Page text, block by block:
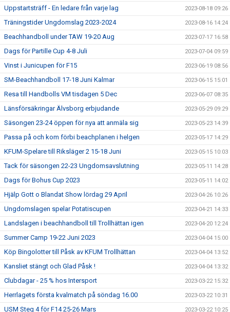
Uppstartsträff - En ledare från varje lag 2023-08-18 09:26
Träningstider Ungdomslag 2023-2024 2023-08-16 14:24
Beachhandboll under TAW 19-20 Aug 2023-07-17 16:58
Dags för Partille Cup 4-8 Juli 2023-07-04 09:59
Vinst i Junicupen för F15 2023-06-19 08:56
SM-Beachhandboll 17-18 Juni Kalmar 2023-06-15 15:01
Resa till Handbolls VM tisdagen 5 Dec 2023-06-07 08:35
Länsförsäkringar Älvsborg erbjudande 2023-05-29 09:29
Säsongen 23-24 öppen för nya att anmäla sig 2023-05-23 14:39
Passa på och kom förbi beachplanen i helgen 2023-05-17 14:29
KFUM-Spelare till Riksläger 2 15-18 Juni 2023-05-15 10:03
Tack för säsongen 22-23 Ungdomsavslutning 2023-05-11 14:28
Dags för Bohus Cup 2023 2023-05-11 14:02
Hjälp Gott o Blandat Show lördag 29 April 2023-04-26 10:26
Ungdomslagen spelar Potatiscupen 2023-04-21 14:33
Landslagen i beachhandboll till Trollhättan igen 2023-04-20 12:24
Summer Camp 19-22 Juni 2023 2023-04-04 15:00
Köp Bingolotter till Påsk av KFUM Trollhättan 2023-04-04 13:52
Kansliet stängt och Glad Påsk ! 2023-04-04 13:32
Clubdagar - 25 % hos Intersport 2023-03-22 15:32
Herrlagets första kvalmatch på söndag 16.00 2023-03-22 10:31
USM Steg 4 för F14 25-26 Mars 2023-03-22 10:25